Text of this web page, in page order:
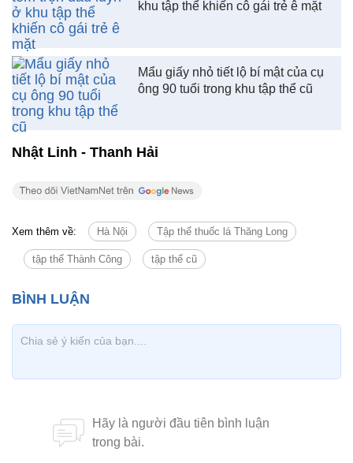
khu tập thể khiến cô gái trẻ ê mặt
Mẩu giấy nhỏ tiết lộ bí mật của cụ
ông 90 tuổi trong khu tập thể cũ
Nhật Linh - Thanh Hải
Xem thêm về: Hà Nội Tập thể thuốc lá Thăng Long
tập thể Thành Công tập thể cũ